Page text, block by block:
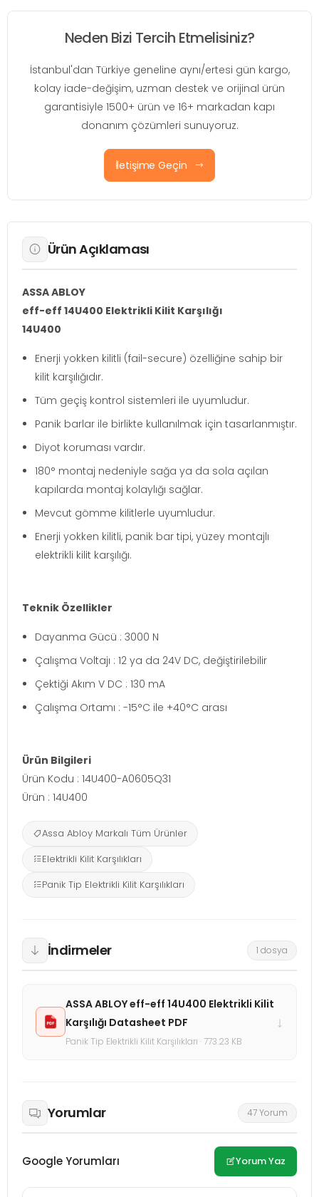
Neden Bizi Tercih Etmelisiniz?
İstanbul'dan Türkiye geneline aynı/ertesi gün kargo,
kolay iade-değişim, uzman destek ve orijinal ürün
garantisiyle 1500+ ürün ve 16+ markadan kapı
donanım çözümleri sunuyoruz.
İletişime Geçin
Ürün Açıklaması
ASSA ABLOY
eff-eff 14U400 Elektrikli Kilit Karşılığı
14U400
Enerji yokken kilitli (fail-secure) özelliğine sahip bir
kilit karşılığıdır.
Tüm geçiş kontrol sistemleri ile uyumludur.
Panik barlar ile birlikte kullanılmak için tasarlanmıştır.
Diyot koruması vardır.
180° montaj nedeniyle sağa ya da sola açılan
kapılarda montaj kolaylığı sağlar.
Mevcut gömme kilitlerle uyumludur.
Enerji yokken kilitli, panik bar tipi, yüzey montajlı
elektrikli kilit karşılığı.
Teknik Özellikler
Dayanma Gücü : 3000 N
Çalışma Voltajı : 12 ya da 24V DC, değiştirilebilir
Çektiği Akım V DC : 130 mA
Çalışma Ortamı : -15°C ile +40°C arası
Ürün Bilgileri
Ürün Kodu : 14U400-A0605Q31
Ürün : 14U400
Assa Abloy Markalı Tüm Ürünler
Elektrikli Kilit Karşılıkları
Panik Tip Elektrikli Kilit Karşılıkları
İndirmeler 1 dosya
ASSA ABLOY eff-eff 14U400 Elektrikli Kilit
Karşılığı Datasheet PDF
Panik Tip Elektrikli Kilit Karşılıkları · 773.23 KB
↓
Yorumlar 47 Yorum
Google Yorumları Yorum Yaz